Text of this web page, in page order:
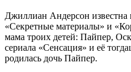
Джиллиан Андерсон известна
«Секретные материалы» и
мама троих детей: Пайпер,
сериала «Сенсация» и её
родилась дочь Пайпер.